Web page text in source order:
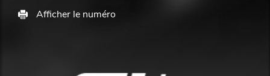
Afficher le numéro